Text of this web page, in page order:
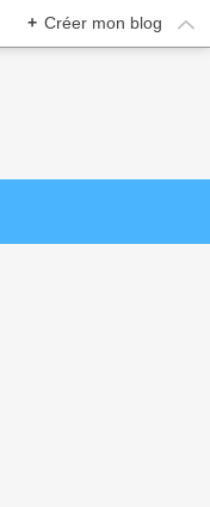
+ Créer mon blog